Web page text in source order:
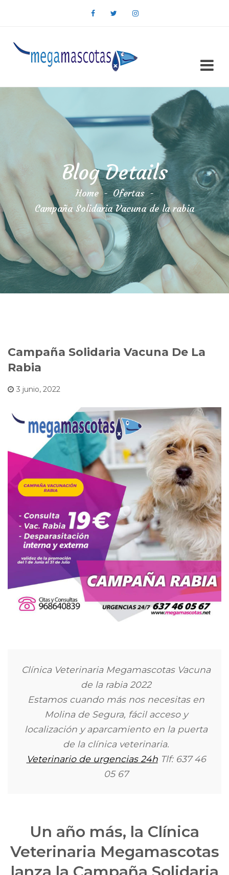
Blog Details
Home - Ofertas -
Campaña Solidaria Vacuna de la rabia
Campaña Solidaria Vacuna De La
Rabia
3 junio, 2022
Clínica Veterinaria Megamascotas Vacuna
de la rabia 2022
Estamos cuando más nos necesitas en
Molina de Segura, fácil acceso y
localización y aparcamiento en la puerta
de la clínica veterinaria.
Veterinario de urgencias 24hTlf: 637 46
05 67
Un año más, la Clínica
Veterinaria Megamascotas